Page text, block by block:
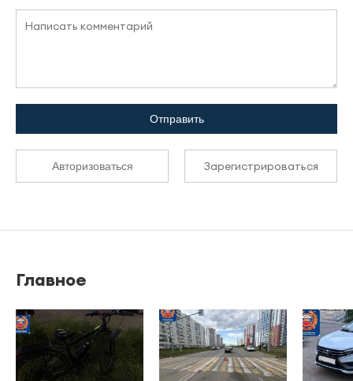
Отправить
Авторизоваться Зарегистрироваться
Главное